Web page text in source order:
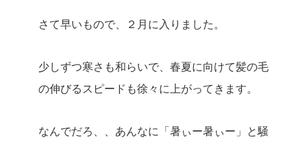
さて早いもので、２月に入りました。
少しずつ寒さも和らいで、春夏に向けて髪の毛
の伸びるスピードも徐々に上がってきます。
なんでだろ、、あんなに「暑ぃー暑ぃー」と騒